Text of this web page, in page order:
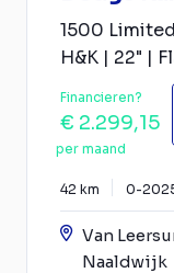
1500
H&K | 22" |
Financieren?
€ 2.299,15
per maand
42 km 0-
Van
Naaldwijk